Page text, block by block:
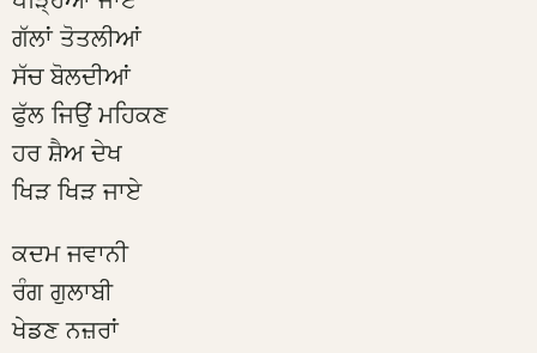
ਗੱਲਾਂ ਤੋਤਲੀਆਂ
ਸੱਚ ਬੋਲਦੀਆਂ
ਫੁੱਲ ਜਿਉਂ ਮਹਿਕਣ
ਹਰ ਸ਼ੈਅ ਦੇਖ
ਖਿੜ ਖਿੜ ਜਾਏ
ਕਦਮ ਜਵਾਨੀ
ਰੰਗ ਗੁਲਾਬੀ
ਖੇਡਣ ਨਜ਼ਰਾਂ